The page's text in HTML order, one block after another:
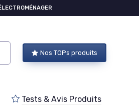
Nos TOPs produits
Tests & Avis Produits